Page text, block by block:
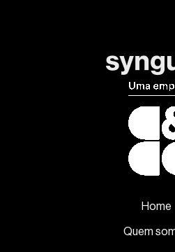
Home
Quem